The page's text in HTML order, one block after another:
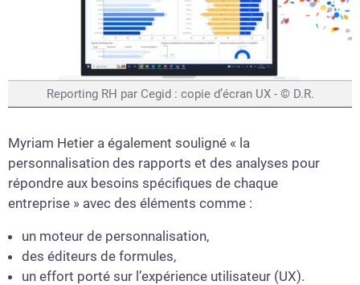
Reporting RH par Cegid : copie d’écran UX - © D.R.
Myriam Hetier a également souligné « la
personnalisation des rapports et des analyses pour
répondre aux besoins spécifiques de chaque
entreprise » avec des éléments comme :
un moteur de personnalisation,
des éditeurs de formules,
un effort porté sur l’expérience utilisateur (UX).